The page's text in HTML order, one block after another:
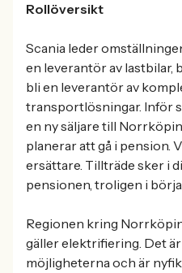
Rollöversikt
Scania leder
en leverantör av
bli en leverantör av
transportlösningar. Inför
en ny säljare till
planerar att gå i pension.
ersättare. Tillträde sker i
pensionen, troligen i
Regionen kring
gäller elektrifiering. Det
möjligheterna och är